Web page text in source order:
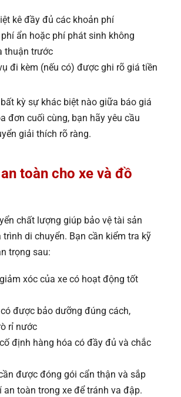
kê đầy đủ các khoản phí
ẩn hoặc phí phát sinh không
thuận trước
đi kèm (nếu có) được ghi rõ giá tiền
kỳ sự khác biệt nào giữa báo giá
đơn cuối cùng, bạn hãy yêu cầu
giải thích rõ ràng.
toàn cho xe và đồ
chất lượng giúp bảo vệ tài sản
di chuyển. Bạn cần kiểm tra kỹ
trọng sau:
xóc của xe có hoạt động tốt
được bảo dưỡng đúng cách,
rỉ nước
định hàng hóa có đầy đủ và chắc
được đóng gói cẩn thận và sắp
an toàn trong xe để tránh va đập.